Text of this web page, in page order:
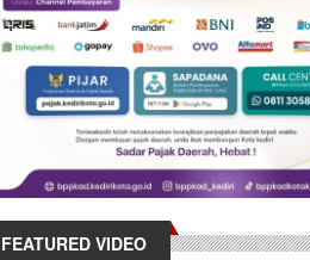
FEATURED VIDEO